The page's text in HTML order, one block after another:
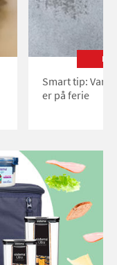
Smart tip:
er på ferie